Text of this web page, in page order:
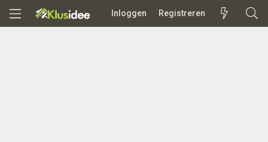
Inloggen Registreren